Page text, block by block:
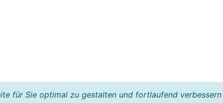
für Sie optimal zu gestalten und fortlaufend